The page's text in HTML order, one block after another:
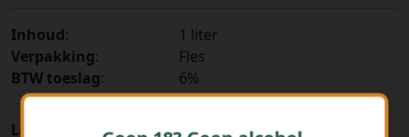
Inhoud:
1 liter
Verpakking:
Fles
BTW toeslag: 6%
Leeggoed € 0,20